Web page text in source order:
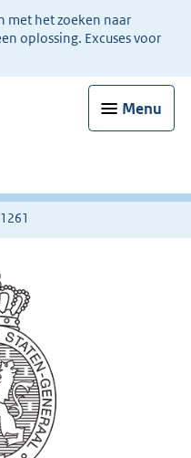
met het zoeken naar
oplossing. Excuses voor
Menu